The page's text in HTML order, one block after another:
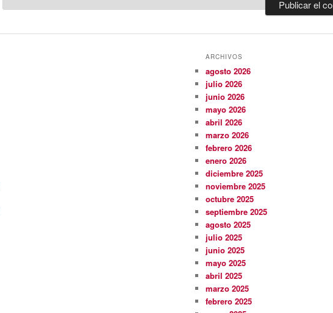
ARCHIVOS
agosto 2026
julio 2026
junio 2026
mayo 2026
abril 2026
marzo 2026
febrero 2026
enero 2026
diciembre 2025
noviembre 2025
octubre 2025
septiembre 2025
agosto 2025
julio 2025
junio 2025
mayo 2025
abril 2025
marzo 2025
febrero 2025